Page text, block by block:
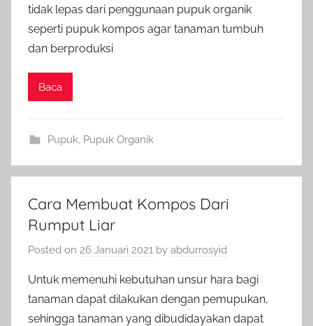
tidak lepas dari penggunaan pupuk organik
seperti pupuk kompos agar tanaman tumbuh
dan berproduksi
Baca
Pupuk, Pupuk Organik
Cara Membuat Kompos Dari
Rumput Liar
Posted on 26 Januari 2021 by abdurrosyid
Untuk memenuhi kebutuhan unsur hara bagi
tanaman dapat dilakukan dengan pemupukan,
sehingga tanaman yang dibudidayakan dapat